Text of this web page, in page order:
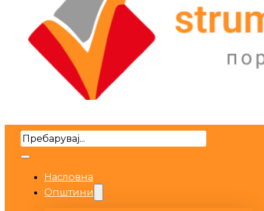
Search
Насловна
Општини